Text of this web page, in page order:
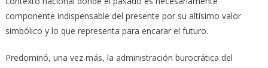
componente indispensable del presente por su altísimo valor
simbólico y lo que representa para encarar el futuro.
Predominó, una vez más, la administración burocrática del